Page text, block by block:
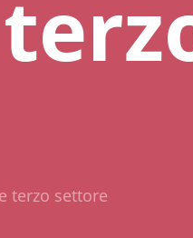
terzo settore